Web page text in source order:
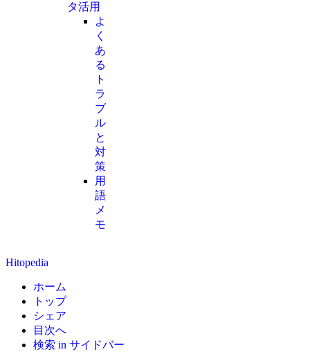
タ活用
よ
く
あ
る
ト
ラ
ブ
ル
と
対
策
用
語
メ
モ
Hitopedia
ホーム
トップ
シェア
目次へ
検索 in サイドバー